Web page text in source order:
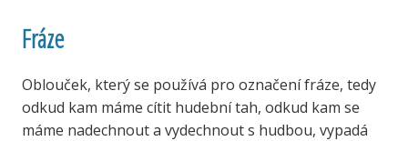
Fráze
Oblouček, který se používá pro označení fráze, tedy
odkud kam máme cítit hudební tah, odkud kam se
máme nadechnout a vydechnout s hudbou, vypadá